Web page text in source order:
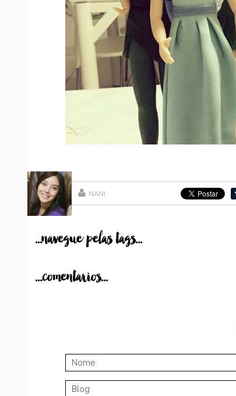
NANI
...navegue pelas tags...
...comentarios...